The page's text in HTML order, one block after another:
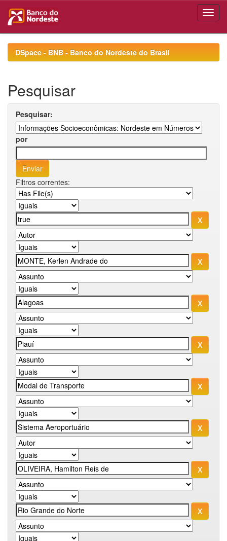
navigationDSpace - BNB - Banco do Nordeste do Brasil
Pesquisar
Pesquisar:
por
Filtros correntes: